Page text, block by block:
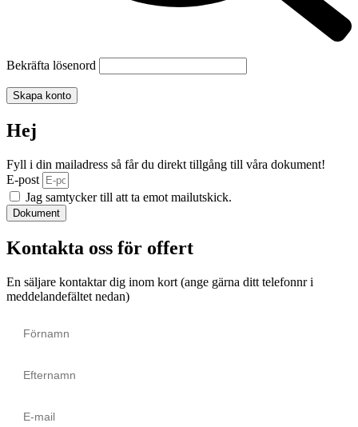
Bekräfta lösenord
Skapa konto
Hej
Fyll i din mailadress så får du direkt tillgång till våra dokument!
E-post
Jag samtycker till att ta emot mailutskick.
Dokument
Kontakta oss för offert
En säljare kontaktar dig inom kort (ange gärna ditt telefonnr i
meddelandefältet nedan)